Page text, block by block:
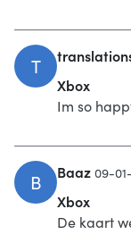
T
Xbox
Im so
B Baaz 09-
Xbox
De kaart